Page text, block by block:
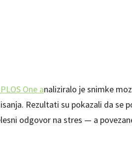
One analiziralo je snimke
Rezultati su pokazali da se
odgovor na stres — a